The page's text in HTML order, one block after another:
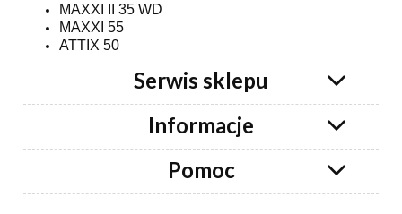
MAXXI II 35 WD
MAXXI 55
ATTIX 50
Serwis sklepu
Informacje
Pomoc